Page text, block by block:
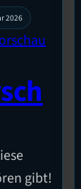
2026
gibt!